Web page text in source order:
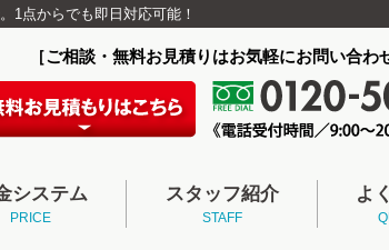
1点からでも即日対応可能！
［ご相談・無料お見積りはお気軽にお問い合わ
システム
PRICE
スタッフ紹介
STAFF
よ